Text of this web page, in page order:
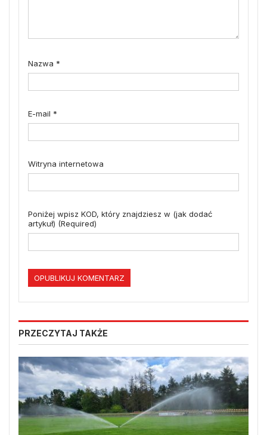
Nazwa *
E-mail *
Witryna internetowa
Poniżej wpisz KOD, który znajdziesz w (jak dodać
artykuł) (Required)
PRZECZYTAJ TAKŻE